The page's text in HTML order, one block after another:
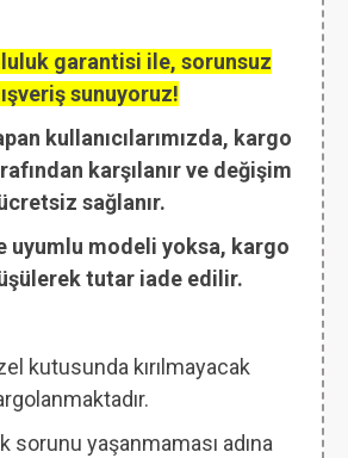
garantisi ile, sorunsuz
sunuyoruz!
kullanıcılarımızda, kargo
karşılanır ve değişim
sağlanır.
uyumlu modeli yoksa, kargo
tutar iade edilir.
kutusunda kırılmayacak
sorunu yaşanmaması adına